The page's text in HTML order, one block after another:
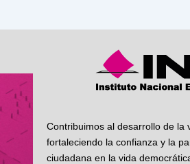
Contribuimos al desarrollo de la
fortaleciendo la confianza y la
ciudadana en la vida